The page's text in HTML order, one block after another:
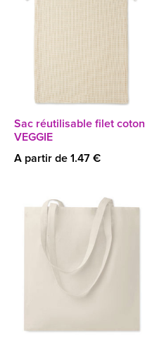
Sac réutilisable filet coton
VEGGIE
A partir de 1.47 €